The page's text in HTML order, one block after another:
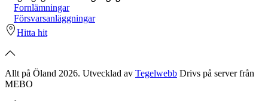
Fornlämningar
Försvarsanläggningar
Hitta hit
Allt på Öland 2026. Utvecklad av Tegelwebb Drivs på server från
MEBO